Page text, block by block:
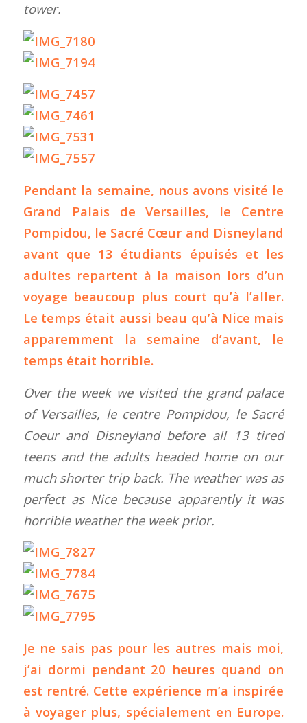
tower.
Pendant la semaine, nous avons visité le
Grand Palais de Versailles, le Centre
Pompidou, le Sacré Cœur and Disneyland
avant que 13 étudiants épuisés et les
adultes repartent à la maison lors d’un
voyage beaucoup plus court qu’à l’aller.
Le temps était aussi beau qu’à Nice mais
apparemment la semaine d’avant, le
temps était horrible.
Over the week we visited the grand palace
of Versailles, le centre Pompidou, le Sacré
Coeur and Disneyland before all 13 tired
teens and the adults headed home on our
much shorter trip back. The weather was as
perfect as Nice because apparently it was
horrible weather the week prior.
Je ne sais pas pour les autres mais moi,
j’ai dormi pendant 20 heures quand on
est rentré. Cette expérience m’a inspirée
à voyager plus, spécialement en Europe.